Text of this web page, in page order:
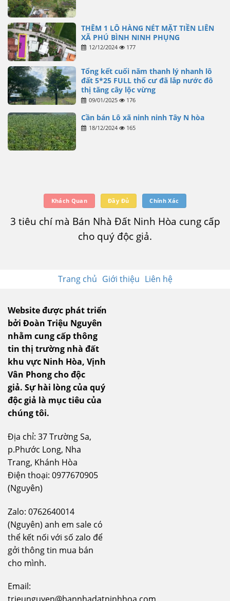
THÊM 1 LÔ HÀNG NÉT MẶT TIỀN LIÊN
XÃ PHÚ BÌNH NINH PHỤNG
12/12/2024 177
Tổng kết cuối năm thanh lý nhanh lô
đất 5*25 FULL thổ cư đã lắp nước đô
thị tăng cây lộc vừng
09/01/2025 176
Cần bán Lô xã ninh ninh Tây N hòa
18/12/2024 165
Khách Quan Đầy Đủ Chính Xác
3 tiêu chí mà Bán Nhà Đất Ninh Hòa cung cấp
cho quý độc giả.
Trang chủ Giới thiệu Liên hệ
Website được phát triển
bởi Đoàn Triệu Nguyên
nhằm cung cấp thông
tin thị trường nhà đất
khu vực Ninh Hòa, Vịnh
Vân Phong cho độc
giả. Sự hài lòng của quý
độc giả là mục tiêu của
chúng tôi.
Địa chỉ: 37 Trường Sa,
p.Phước Long, Nha
Trang, Khánh Hòa
Điện thoại: 0977670905
(Nguyên)
Zalo: 0762640014
(Nguyên) anh em sale có
thể kết nối với số zalo để
gởi thông tin mua bán
cho mình.
Email: